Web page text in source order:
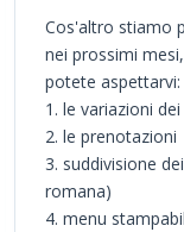
Cos'altro stiamo
nei prossimi
potete aspettarvi:
1. le variazioni
2. le prenotazioni
3. suddivisione
romana)
4. menu